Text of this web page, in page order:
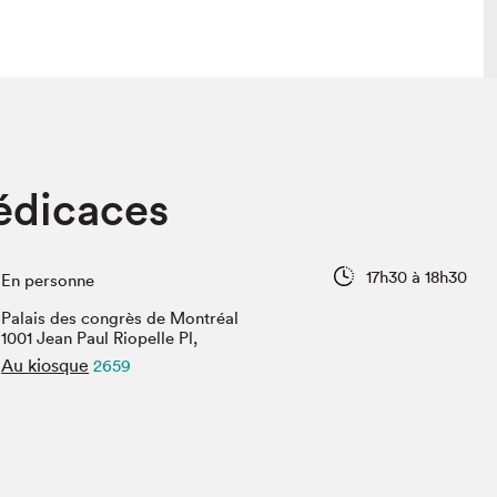
Vidéos et balados
En personne
17h30 à 18h30
Palais des congrès de Montréal
1001 Jean Paul Riopelle Pl,
Au kiosque 2659